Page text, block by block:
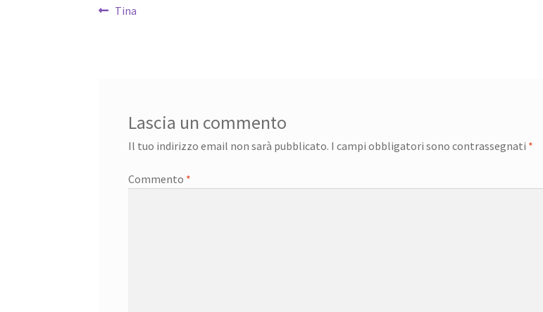
Navigazione
Articolo
Tina
Lascia un commento
Il tuo indirizzo email non sarà pubblicato. I campi obbligatori sono contrassegnati *
Commento *